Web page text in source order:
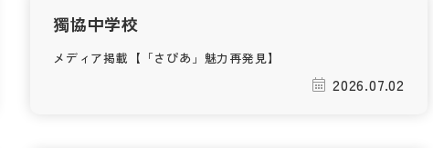
獨協中学校
メディア掲載【「さぴあ」魅力再発見】
2026.07.02